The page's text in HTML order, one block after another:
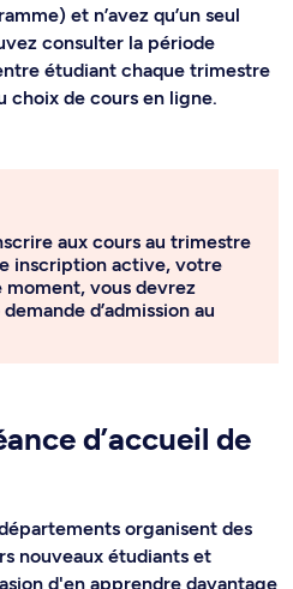
et n’avez qu’un seul
consulter la période
étudiant chaque trimestre
choix de cours en ligne.
aux cours au trimestre
inscription active, votre
moment, vous devrez
d’admission au
d’accueil de
organisent des
nouveaux étudiants et
d'en apprendre davantage